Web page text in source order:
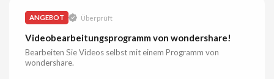
ANGEBOT Überprüft
Videobearbeitungsprogramm von wondershare!
Bearbeiten Sie Videos selbst mit einem Programm von
wondershare.